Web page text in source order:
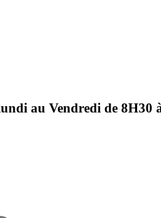
au Vendredi de 8H30